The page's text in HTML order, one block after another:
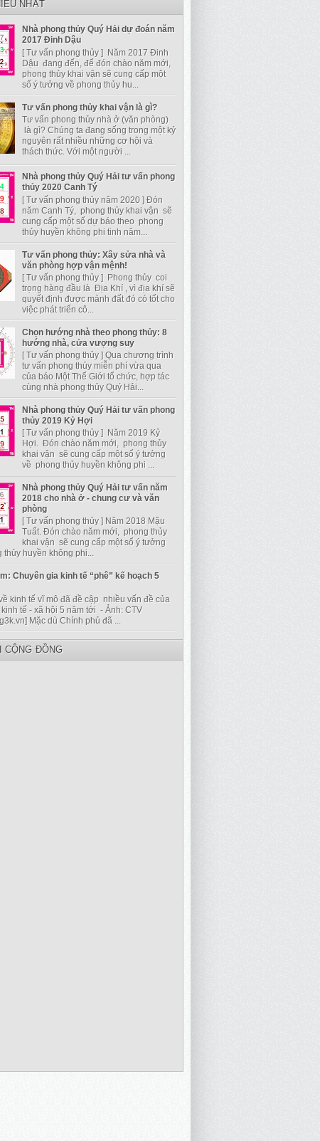
NHẤT
Nhà phong thủy Quý Hải dự đoán năm
2017 Đinh Dậu
[ Tư vấn phong thủy ] Năm 2017 Đinh
Dậu đang đến, để đón chào năm mới,
phong thủy khai vận sẽ cung cấp một
số ý tưởng về phong thủy hu...
Tư vấn phong thủy khai vận là gì?
Tư vấn phong thủy nhà ở (văn phòng)
là gì? Chúng ta đang sống trong một kỷ
nguyên rất nhiều những cơ hội và
thách thức. Với một người ...
Nhà phong thủy Quý Hải tư vấn phong
thủy 2020 Canh Tý
[ Tư vấn phong thủy năm 2020 ] Đón
năm Canh Tý, phong thủy khai vận sẽ
cung cấp một số dự báo theo phong
thủy huyền không phi tinh năm...
Tư vấn phong thủy: Xây sửa nhà và
văn phòng hợp vận mệnh!
[ Tư vấn phong thủy ] Phong thủy coi
trọng hàng đầu là Địa Khí , vì địa khí sẽ
quyết định được mảnh đất đó có tốt cho
việc phát triển cô...
Chọn hướng nhà theo phong thủy: 8
hướng nhà, cửa vượng suy
[ Tư vấn phong thủy ] Qua chương trình
tư vấn phong thủy miễn phí vừa qua
của báo Một Thế Giới tổ chức, hợp tác
cùng nhà phong thủy Quý Hải...
Nhà phong thủy Quý Hải tư vấn phong
thủy 2019 Kỷ Hợi
[ Tư vấn phong thủy ] Năm 2019 Kỷ
Hợi. Đón chào năm mới, phong thủy
khai vận sẽ cung cấp một số ý tưởng
về phong thủy huyền không phi ...
Nhà phong thủy Quý Hải tư vấn năm
2018 cho nhà ở - chung cư và văn
phòng
[ Tư vấn phong thủy ] Năm 2018 Mậu
Tuất. Đón chào năm mới, phong thủy
khai vận sẽ cung cấp một số ý tưởng
thủy huyền không phi...
Chuyên gia kinh tế “phê” kế hoạch 5
kinh tế vĩ mô đã đề cập nhiều vấn đề của
tế - xã hội 5 năm tới - Ảnh: CTV
Mặc dù Chính phủ đã ...
CỘNG ĐỒNG